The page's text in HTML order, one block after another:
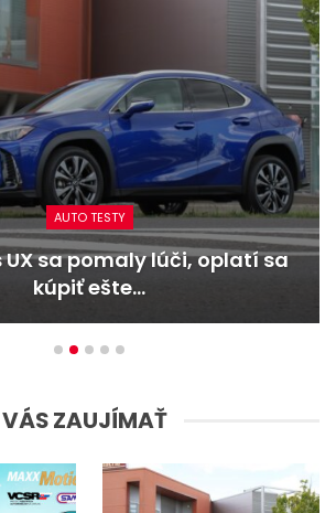
AUTO TESTY
UX sa pomaly lúči, oplatí sa
kúpiť ešte…
VÁS ZAUJÍMAŤ